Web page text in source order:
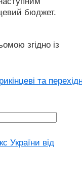
бюджет.
згідно із
та
України від